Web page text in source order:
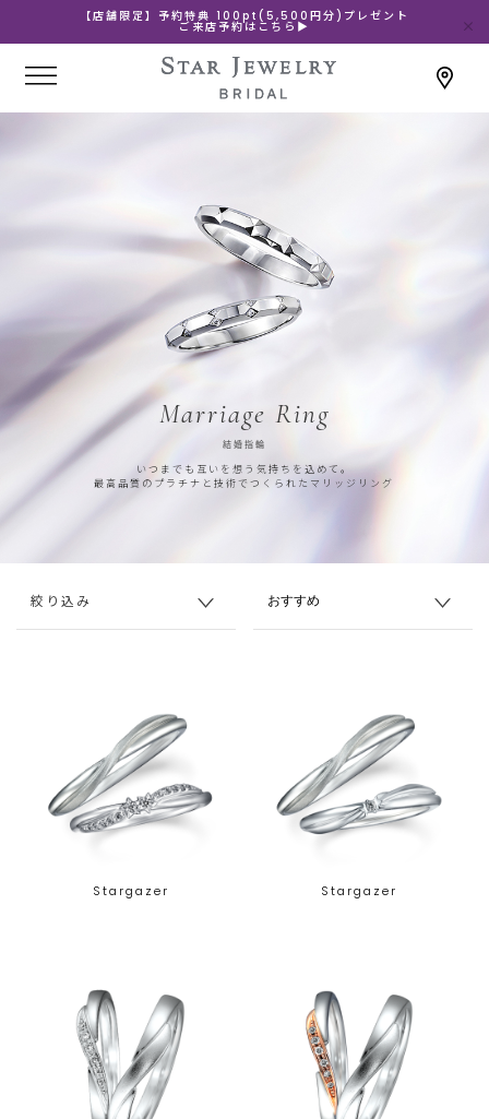
【店舗限定】予約特典 100pt(5,500円分)プレゼント
ご来店予約はこちら▶
Marriage Ring
結婚指輪
いつまでも互いを想う気持ちを込めて。
最高品質のプラチナと技術でつくられたマリッジリング
絞り込み
Stargazer Stargazer